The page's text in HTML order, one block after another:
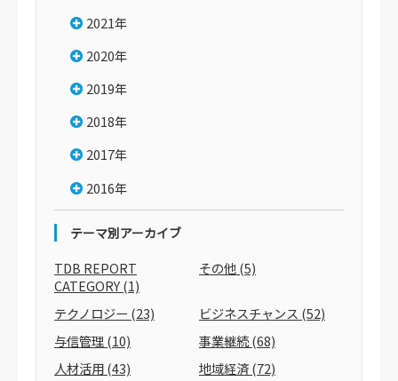
2021年
2020年
2019年
2018年
2017年
2016年
テーマ別アーカイブ
TDB REPORT
CATEGORY(1)
その他(5)
テクノロジー (23) ビジネスチャンス (52)
与信管理(10) 事業継続(68)
人材活用(43) 地域経済(72)